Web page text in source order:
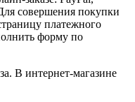
совершения покупки
платежного
форму по
В интернет-магазине